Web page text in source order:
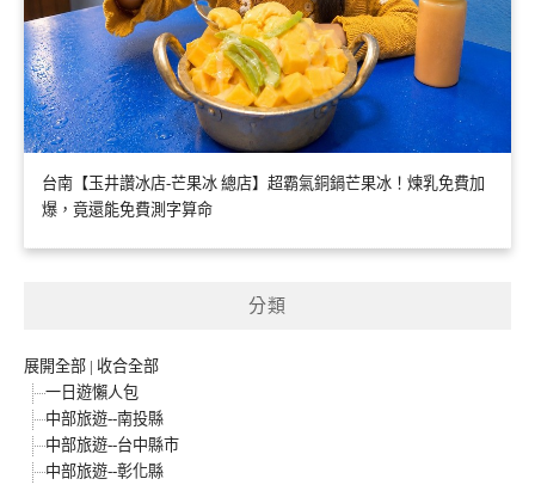
台南【玉井讚冰店-芒果冰 總店】超霸氣銅鍋芒果冰！煉乳免費加
爆，竟還能免費測字算命
分類
展開全部 | 收合全部
一日遊懶人包
中部旅遊--南投縣
中部旅遊--台中縣市
中部旅遊--彰化縣